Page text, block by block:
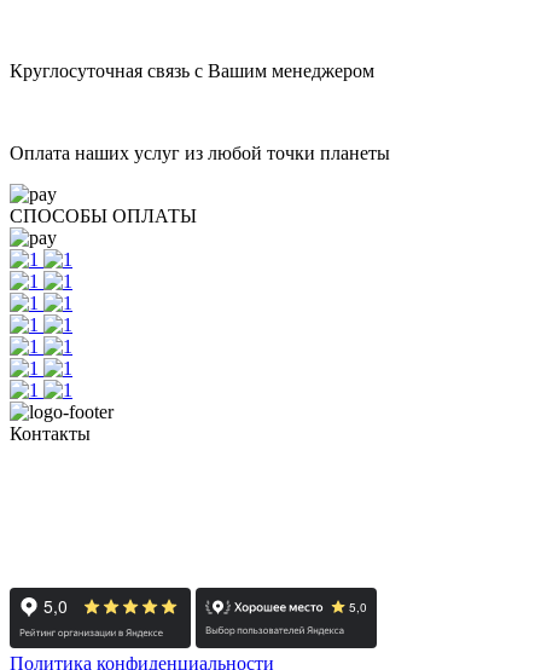
Круглосуточная связь с Вашим менеджером
Оплата наших услуг из любой точки планеты
СПОСОБЫ ОПЛАТЫ
Контакты
Политика конфиденциальности